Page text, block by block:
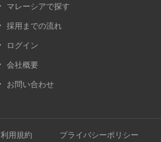
マレーシアで探す
採用までの流れ
ログイン
会社概要
お問い合わせ
利用規約 プライバシーポリシー